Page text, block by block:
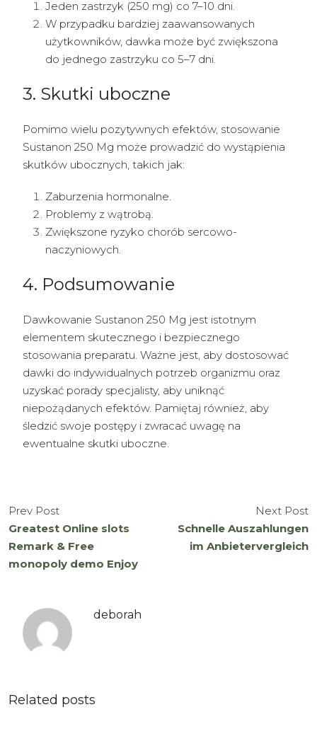
Jeden zastrzyk (250 mg) co 7–10 dni.
W przypadku bardziej zaawansowanych
użytkowników, dawka może być zwiększona
do jednego zastrzyku co 5–7 dni.
3. Skutki uboczne
Pomimo wielu pozytywnych efektów, stosowanie
Sustanon 250 Mg może prowadzić do wystąpienia
skutków ubocznych, takich jak:
Zaburzenia hormonalne.
Problemy z wątrobą.
Zwiększone ryzyko chorób sercowo-
naczyniowych.
4. Podsumowanie
Dawkowanie Sustanon 250 Mg jest istotnym
elementem skutecznego i bezpiecznego
stosowania preparatu. Ważne jest, aby dostosować
dawki do indywidualnych potrzeb organizmu oraz
uzyskać porady specjalisty, aby uniknąć
niepożądanych efektów. Pamiętaj również, aby
śledzić swoje postępy i zwracać uwagę na
ewentualne skutki uboczne.
Prev Post
Greatest Online slots
Remark & Free
monopoly demo Enjoy
Next Post
Schnelle Auszahlungen
im Anbietervergleich
deborah
Related posts